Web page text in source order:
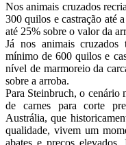
Nos animais cruzados
300 quilos e castração até
até 25% sobre o valor da
Já nos animais cruzados
mínimo de 600 quilos e
nível de marmoreio da
sobre a arroba.
Para Steinbruch, o cenário
de carnes para corte
Austrália, que
qualidade, vivem um
abates e preços